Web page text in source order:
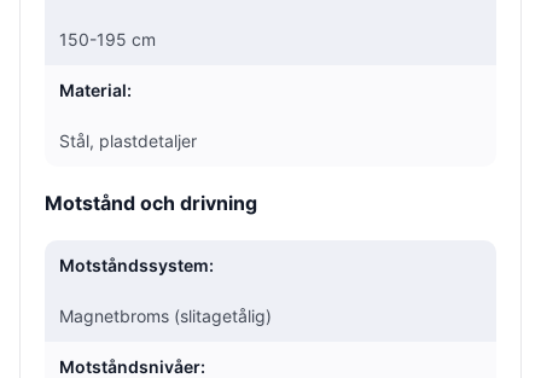
150-195 cm
Material:
Stål, plastdetaljer
Motstånd och drivning
Motståndssystem:
Magnetbroms (slitagetålig)
Motståndsnivåer: